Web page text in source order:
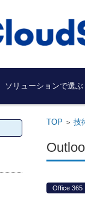
ソリューションで選ぶ
TOP > 技
Office 365